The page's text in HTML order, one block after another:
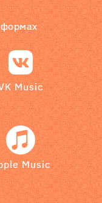
Music
Music